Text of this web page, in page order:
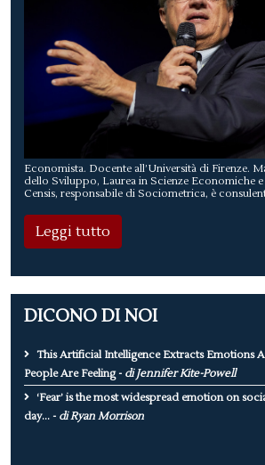
Economista. Docente all’Università di Firenze.
dello Sviluppo, Laurea in Scienze Economiche
Censis, responsabile di Sociometrica, è
Leggi tutto
DICONO DI NOI
This Artificial Intelligence Extracts Emotions
People Are Feeling - di Jennifer Kite-Powell
‘Fear’ is the most widespread emotion on
day... - di Ryan Morrison